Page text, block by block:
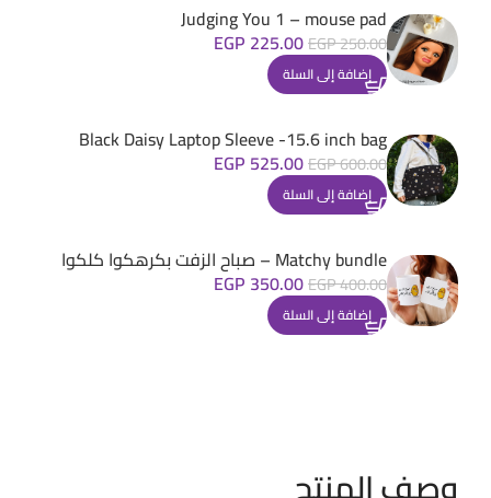
Judging You 1 – mouse pad
EGP250.00
EGP 225.00
إضافة إلى السلة
Black Daisy Laptop Sleeve -15.6 inch bag
EGP600.00
EGP 525.00
إضافة إلى السلة
Matchy bundle – صباح الزفت بكرهكوا كلكوا
EGP400.00
EGP 350.00
إضافة إلى السلة